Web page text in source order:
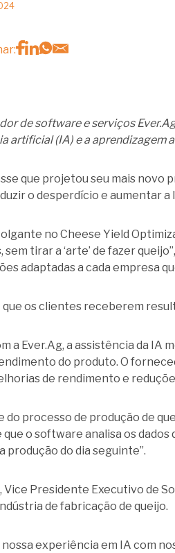
de software e serviços
artificial (IA) e a aprendizagem
que projetou seu mais novo
o desperdício e aumentar a
no Cheese Yield
tirar a ‘arte’ de fazer
adaptadas a cada empresa
os clientes receberem
a Ever.Ag, a assistência da IA
do produto. O
de rendimento e
do processo de produção de
que o software analisa os
produção do dia seguinte”.
Vice Presidente Executivo de
de fabricação de queijo.
nossa experiência em IA com